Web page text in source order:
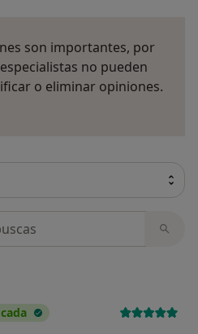
son importantes, por
no pueden
o eliminar opiniones.